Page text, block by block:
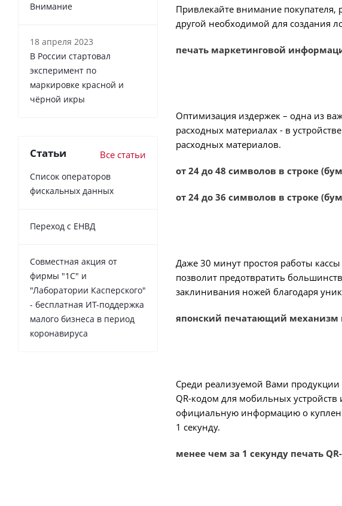
Привлекайте внимание
другой необходимой для создания
печать маркетинговой
Оптимизация издержек – одна из
расходных материалах - в
расходных материалов.
от 24 до 48 символов в строке
от 24 до 36 символов в строке
Даже 30 минут простоя работы
позволит предотвратить
заклинивания ножей благодаря
японский печатающий механизм
Среди реализуемой Вами продукции
QR-кодом для мобильных устройств
официальную информацию о
1 секунду.
менее чем за 1 секунду печать
Внимание
18 апреля 2023
В России cтартовал
эксперимент по
маркировке красной и
чёрной икры
Статьи Все статьи
Список операторов
фискальных данных
Переход с ЕНВД
Совместная акция от
фирмы "1С" и
"Лаборатории Касперского"
- бесплатная ИТ-поддержка
малого бизнеса в период
коронавируса